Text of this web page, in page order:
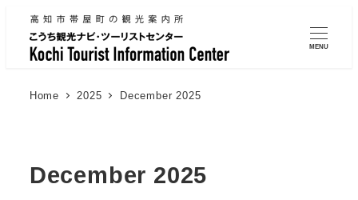
MENU
Home 2025 December 2025
December 2025